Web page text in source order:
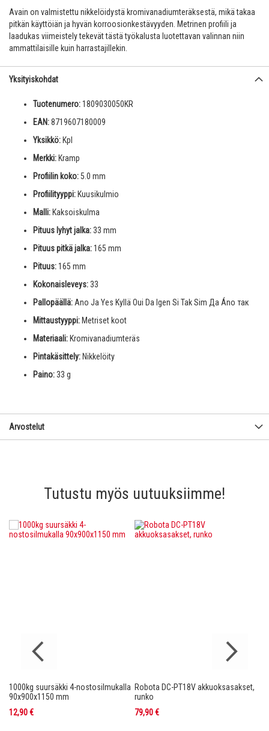
Avain on valmistettu nikkelöidystä kromivanadiumteräksestä, mikä takaa
pitkän käyttöiän ja hyvän korroosionkestävyyden. Metrinen profiili ja
laadukas viimeistely tekevät tästä työkalusta luotettavan valinnan niin
ammattilaisille kuin harrastajillekin.
Yksityiskohdat
Tuotenumero:1809030050KR
EAN:8719607180009
Yksikkö: Kpl
Merkki: Kramp
Profiilin koko:5.0 mm
Profiilityyppi: Kuusikulmio
Malli: Kaksoiskulma
Pituus lyhyt jalka:33 mm
Pituus pitkä jalka:165 mm
Pituus:165 mm
Kokonaisleveys:33
Pallopäällä:Ano Ja Yes Kyllä Oui Da Igen Si Tak Sim Да Áno так
Mittaustyyppi: Metriset koot
Materiaali: Kromivanadiumteräs
Pintakäsittely: Nikkelöity
Paino:33 g
Arvostelut
Tutustu myös uutuuksiimme!
1000kg suursäkki 4-nostosilmukalla
90x900x1150 mm
12,90 €
Robota DC-PT18V akkuoksasakset,
runko
79,90 €